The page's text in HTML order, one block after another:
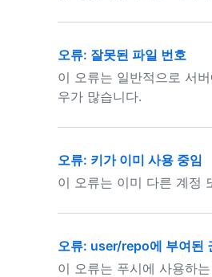
오류: 잘못된 파일 번호
이 오류는 일반적으로 서
우가 많습니다.
오류: 키가 이미 사용 중임
이 오류는 이미 다른 계정
오류: user/repo에 부여된
이 오류는 푸시에 사용하